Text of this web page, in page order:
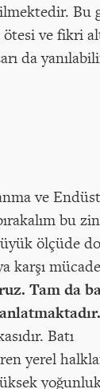
Bu
ve fikri
da
ve
bu
ölçüde
karşı
Tam da
Batı
yerel